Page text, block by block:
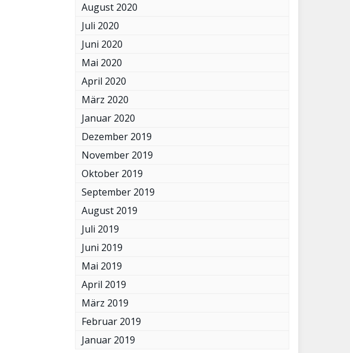
August 2020
Juli 2020
Juni 2020
Mai 2020
April 2020
März 2020
Januar 2020
Dezember 2019
November 2019
Oktober 2019
September 2019
August 2019
Juli 2019
Juni 2019
Mai 2019
April 2019
März 2019
Februar 2019
Januar 2019